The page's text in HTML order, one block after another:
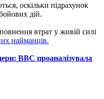
оскільки підрахунок
дій.
втрат у живій силі
найманців.
ВВС проаналізувала